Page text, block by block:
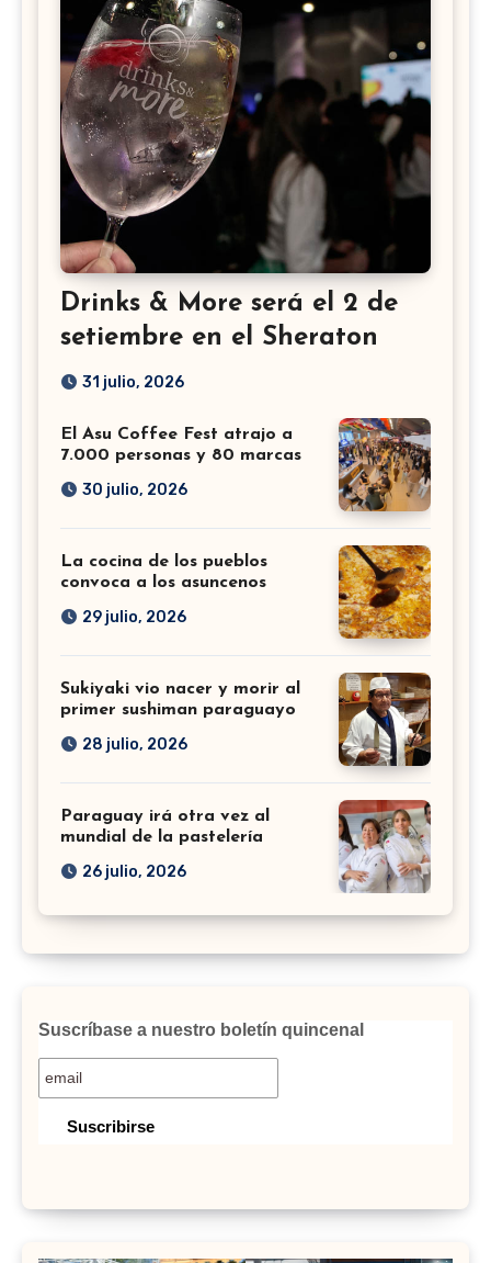
Drinks & More será el 2 de
setiembre en el Sheraton
31 julio, 2026
El Asu Coffee Fest atrajo a
7.000 personas y 80 marcas
30 julio, 2026
La cocina de los pueblos
convoca a los asuncenos
29 julio, 2026
Sukiyaki vio nacer y morir al
primer sushiman paraguayo
28 julio, 2026
Paraguay irá otra vez al
mundial de la pastelería
26 julio, 2026
Suscríbase a nuestro boletín quincenal